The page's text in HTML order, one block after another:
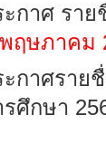
ะกาศ รา
พฤษภาคม
ะกาศรา
ศึกษา